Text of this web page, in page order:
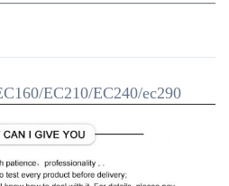
EC210/EC240/ec290